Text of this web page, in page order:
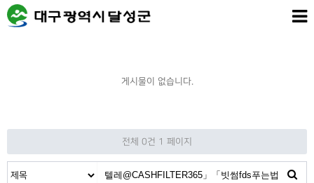
게시물이 없습니다.
전체 0건 1 페이지